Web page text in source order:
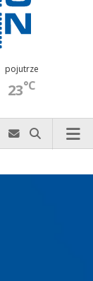
pojutrze
23°C
zadzwoń
u
X na Instagram-ie
nas na TikTok-u
Szukaj nas na Spotify
Wyślij do nas
Szukaj